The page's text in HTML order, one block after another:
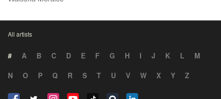
All artists
# A B C D E F G H I J K L
M
N
O P Q R S T U V W X Y Z